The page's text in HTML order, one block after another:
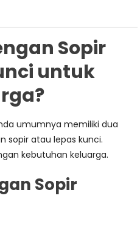
Sopir
untuk
umumnya memiliki dua
sopir atau lepas kunci.
kebutuhan keluarga.
Sopir